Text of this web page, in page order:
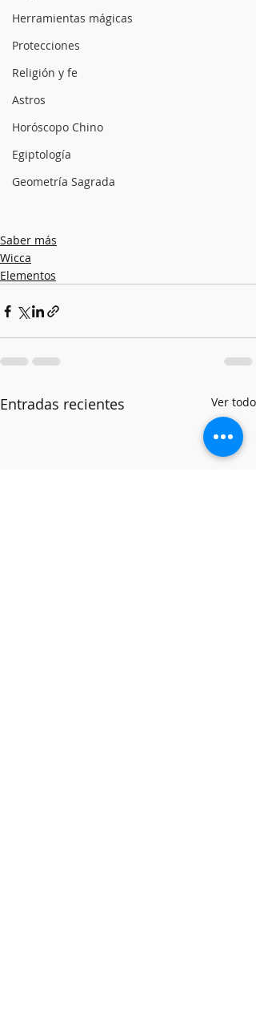
Herramientas mágicas
Protecciones
Religión y fe
Astros
Horóscopo Chino
Egiptología
Geometría Sagrada
Saber más
Wicca
Elementos
Entradas recientes Ver todo